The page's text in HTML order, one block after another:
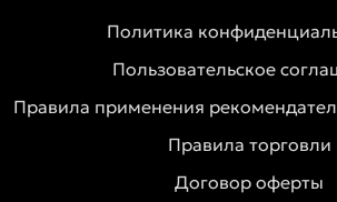
Политика
Пользовательское
Правила применения
Правила торговли
Договор оферты